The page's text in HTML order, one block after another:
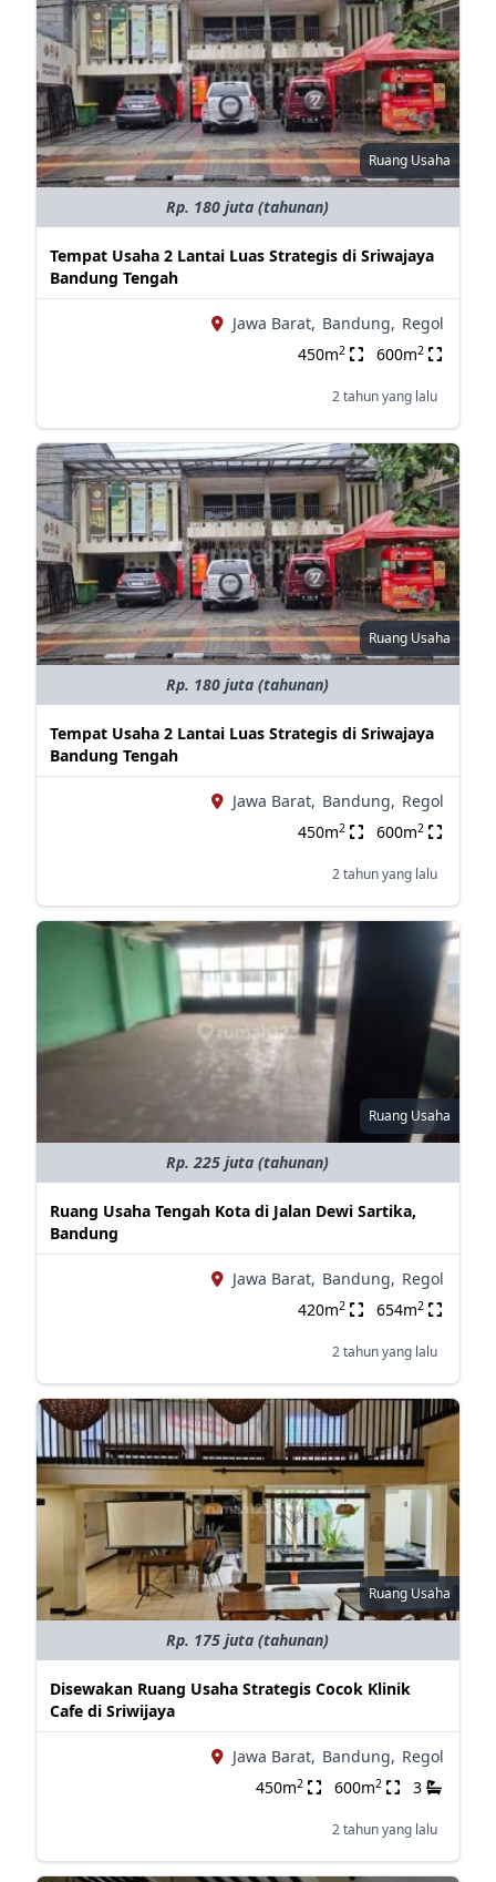
Ruang Usaha
Rp. 180 juta (tahunan)
Tempat Usaha 2 Lantai Luas Strategis di Sriwajaya
Bandung Tengah
Jawa Barat, Bandung, Regol
450m2 600m2
2 tahun yang lalu
Ruang Usaha
Rp. 180 juta (tahunan)
Tempat Usaha 2 Lantai Luas Strategis di Sriwajaya
Bandung Tengah
Jawa Barat, Bandung, Regol
450m2 600m2
2 tahun yang lalu
Ruang Usaha
Rp. 225 juta (tahunan)
Ruang Usaha Tengah Kota di Jalan Dewi Sartika,
Bandung
Jawa Barat, Bandung, Regol
420m2 654m2
2 tahun yang lalu
Ruang Usaha
Rp. 175 juta (tahunan)
Disewakan Ruang Usaha Strategis Cocok Klinik
Cafe di Sriwijaya
Jawa Barat, Bandung, Regol
450m2 600m2 3
2 tahun yang lalu